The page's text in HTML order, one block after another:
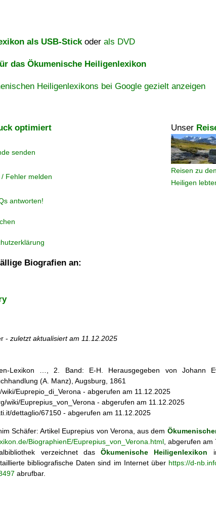
als USB-Stickoder als DVD
das Ökumenische Heiligenlexikon
Heiligenlexikons bei Google gezielt anzeigen
optimiert Unser
Reisen zu
Heiligen
senden
Fehler melden
antworten!
Biografien an:
- zuletzt aktualisiert am 11.12.2025
Lexikon …, 2. Band: E-H. Herausgegeben von Johann
(A. Manz), Augsburg, 1861
Euprepio_di_Verona - abgerufen am 11.12.2025
wiki/Euprepius_von_Verona - abgerufen am 11.12.2025
dettaglio/67150 - abgerufen am 11.12.2025
Schäfer: Artikel Euprepius von Verona, aus dem
BiographienE/Euprepius_von_Verona.html , abgerufen
verzeichnet dasÖkumenische Heiligenlexikon
bibliografische Daten sind im Internet über https://d-
abrufbar.